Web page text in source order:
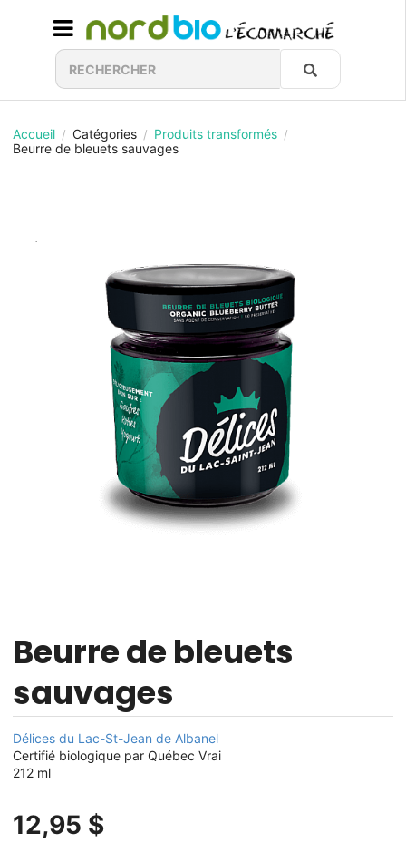
Accueil / Catégories / Produits transformés /
Beurre de bleuets sauvages
Beurre de bleuets
sauvages
Délices du Lac-St-Jean de Albanel
Certifié biologique par Québec Vrai
212 ml
12,95 $